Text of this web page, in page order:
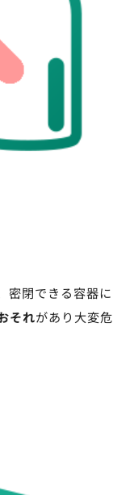
密閉できる容器に
それがあり大変危